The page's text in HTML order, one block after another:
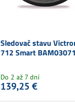
Sledovač stavu
712 Smart
Do 2 až 7 dní
139,25 €